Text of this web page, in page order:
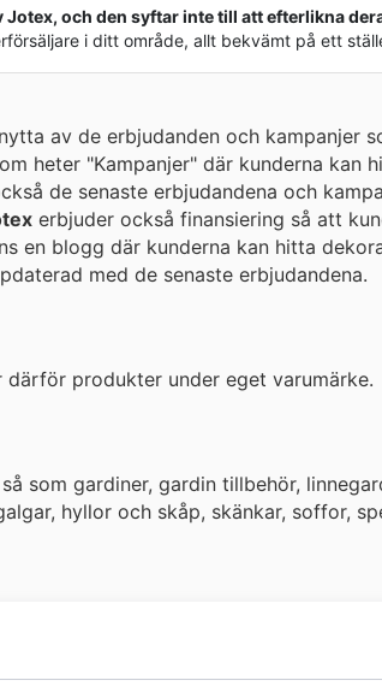
och den syftar inte till att efterlikna
i ditt område, allt bekvämt på ett
av de erbjudanden och kampanjer
heter "Kampanjer" där kunderna kan
de senaste erbjudandena och
erbjuder också finansiering så att
en blogg där kunderna kan hitta
med de senaste erbjudandena.
produkter under eget varumärke.
som gardiner, gardin tillbehör,
hyllor och skåp, skänkar, soffor,